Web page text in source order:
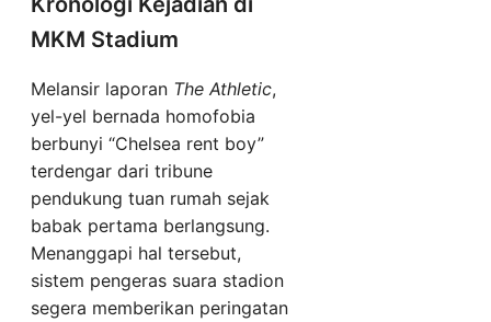
MKM Stadium
Melansir laporan The Athletic,
yel-yel bernada homofobia
berbunyi “Chelsea rent boy”
terdengar dari tribune
pendukung tuan rumah sejak
babak pertama berlangsung.
Menanggapi hal tersebut,
sistem pengeras suara stadion
segera memberikan peringatan